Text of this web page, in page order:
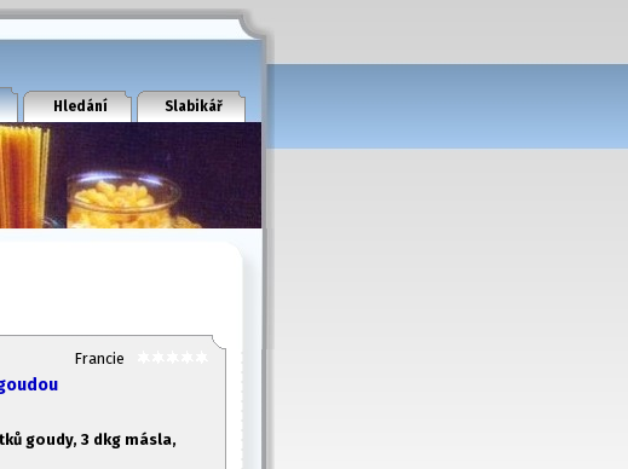
Hledání Slabikář
Francie
goudy, 3 dkg másla,